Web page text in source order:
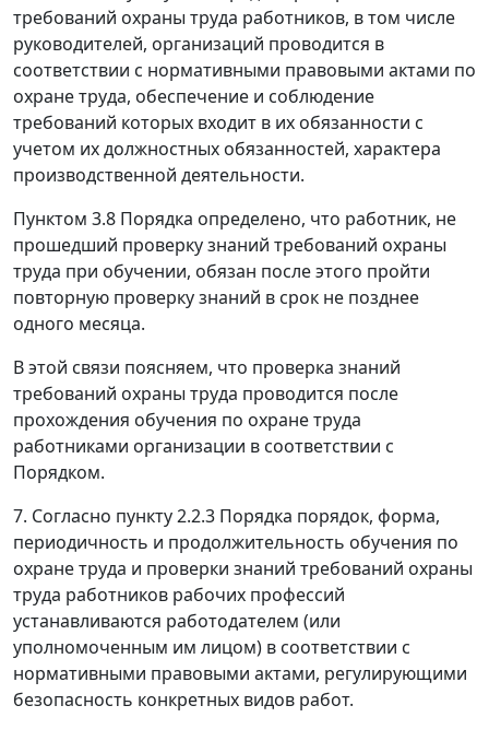
требований охраны труда работников, в том числе
руководителей, организаций проводится в
соответствии с нормативными правовыми актами по
охране труда, обеспечение и соблюдение
требований которых входит в их обязанности с
учетом их должностных обязанностей, характера
производственной деятельности.
Пунктом 3.8 Порядка определено, что работник, не
прошедший проверку знаний требований охраны
труда при обучении, обязан после этого пройти
повторную проверку знаний в срок не позднее
одного месяца.
В этой связи поясняем, что проверка знаний
требований охраны труда проводится после
прохождения обучения по охране труда
работниками организации в соответствии с
Порядком.
7. Согласно пункту 2.2.3 Порядка порядок, форма,
периодичность и продолжительность обучения по
охране труда и проверки знаний требований охраны
труда работников рабочих профессий
устанавливаются работодателем (или
уполномоченным им лицом) в соответствии с
нормативными правовыми актами, регулирующими
безопасность конкретных видов работ.